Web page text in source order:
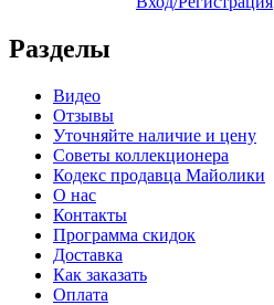
Разделы
Видео
Отзывы
Уточняйте наличие и цену
Советы коллекционера
Кодекс продавца Майолики
О нас
Контакты
Программа скидок
Доставка
Как заказать
Оплата